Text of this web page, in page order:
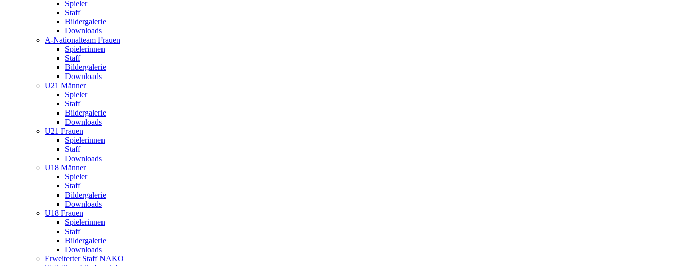
Spieler
Staff
Bildergalerie
Downloads
A-Nationalteam Frauen
Spielerinnen
Staff
Bildergalerie
Downloads
U21 Männer
Spieler
Staff
Bildergalerie
Downloads
U21 Frauen
Spielerinnen
Staff
Downloads
U18 Männer
Spieler
Staff
Bildergalerie
Downloads
U18 Frauen
Spielerinnen
Staff
Bildergalerie
Downloads
Erweiterter Staff NAKO